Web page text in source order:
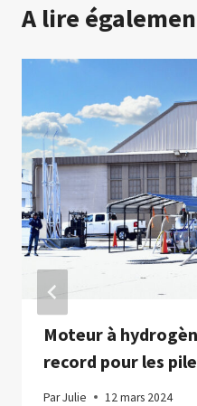
A lire
Moteur à
record pour les
ParJulie 12 mars 2024